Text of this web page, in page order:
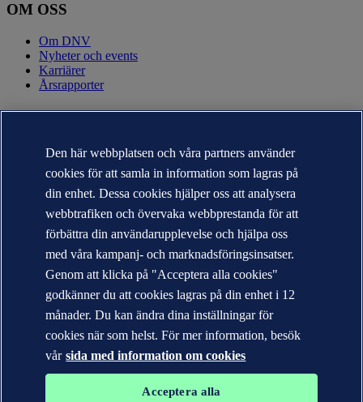
OM OSS
Om DNV
Nyheter och events
Karriärer
Årsrapporter
KONTAKT
Kontakta DNV
Hitta närmaste kontor
Kontakter för media
Veracity.com
Sekretesspolicy
Användarvillkor
Copyright © DNV AS 2026
Cookie information
Den här webbplatsen och våra partners använder
cookies för att samla in information som lagras på
din enhet. Dessa cookies hjälper oss att analysera
webbtrafiken och övervaka webbprestanda för att
förbättra din användarupplevelse och hjälpa oss
med våra kampanj- och marknadsföringsinsatser.
Genom att klicka på "Acceptera alla cookies"
godkänner du att cookies lagras på din enhet i 12
månader. Du kan ändra dina inställningar för
cookies när som helst. För mer information, besök
vår sida med information om cookies
Acceptera alla